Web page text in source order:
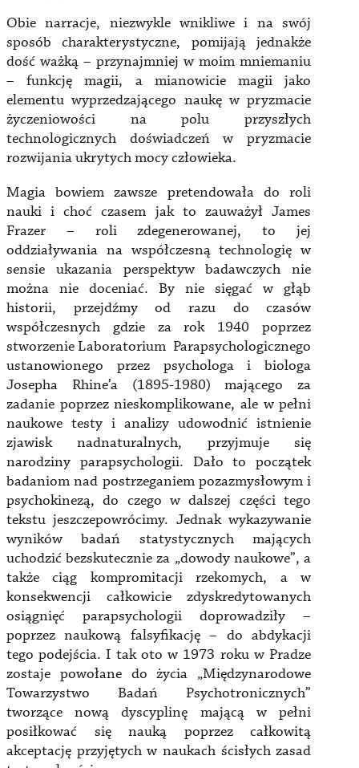
Obie narracje, niezwykle wnikliwe i na swój
sposób charakterystyczne, pomijają jednakże
dość ważką – przynajmniej w moim mniemaniu
– funkcję magii, a mianowicie magii jako
elementu wyprzedzającego naukę w pryzmacie
życzeniowości na polu przyszłych
technologicznych doświadczeń w pryzmacie
rozwijania ukrytych mocy człowieka.
Magia bowiem zawsze pretendowała do roli
nauki i choć czasem jak to zauważył James
Frazer – roli zdegenerowanej, to jej
oddziaływania na współczesną technologię w
sensie ukazania perspektyw badawczych nie
można nie doceniać. By nie sięgać w głąb
historii, przejdźmy od razu do czasów
współczesnych gdzie za rok 1940 poprzez
stworzenie Laboratorium Parapsychologicznego
ustanowionego przez psychologa i biologa
Josepha Rhine’a (1895-1980) mającego za
zadanie poprzez nieskomplikowane, ale w pełni
naukowe testy i analizy udowodnić istnienie
zjawisk nadnaturalnych, przyjmuje się
narodziny parapsychologii. Dało to początek
badaniom nad postrzeganiem pozazmysłowym i
psychokinezą, do czego w dalszej części tego
tekstu jeszczepowrócimy. Jednak wykazywanie
wyników badań statystycznych mających
uchodzić bezskutecznie za „dowody naukowe”, a
także ciąg kompromitacji rzekomych, a w
konsekwencji całkowicie zdyskredytowanych
osiągnięć parapsychologii doprowadziły –
poprzez naukową falsyfikację – do abdykacji
tego podejścia. I tak oto w 1973 roku w Pradze
zostaje powołane do życia „Międzynarodowe
Towarzystwo Badań Psychotronicznych”
tworzące nową dyscyplinę mającą w pełni
posiłkować się nauką poprzez całkowitą
akceptację przyjętych w naukach ścisłych zasad